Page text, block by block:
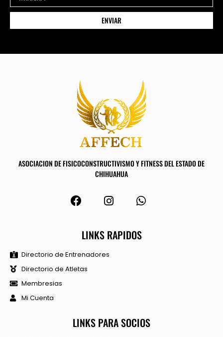
ENVIAR
ASOCIACION DE FISICOCONSTRUCTIVISMO Y FITNESS DEL ESTADO DE
CHIHUAHUA
LINKS RAPIDOS
Directorio de Entrenadores
Directorio de Atletas
Membresias
Mi Cuenta
LINKS PARA SOCIOS